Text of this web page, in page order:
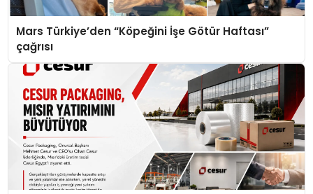
Mars Türkiye’den “Köpeğini İşe Götür Haftası”
çağrısı